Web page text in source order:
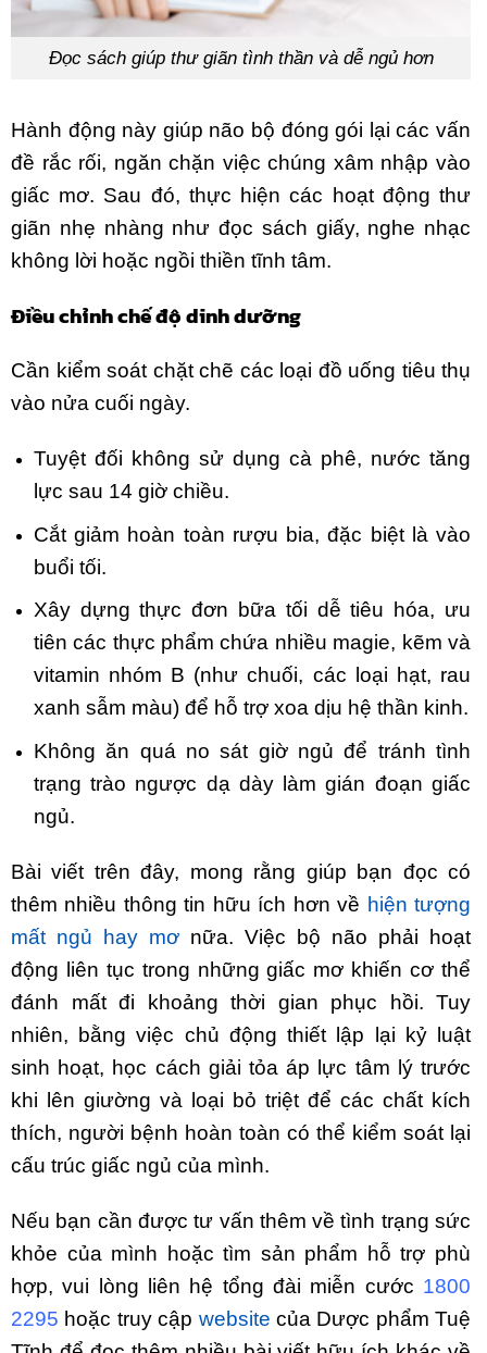
Đọc sách giúp thư giãn tình thần và dễ ngủ hơn
Hành động này giúp não bộ đóng gói lại các vấn
đề rắc rối, ngăn chặn việc chúng xâm nhập vào
giấc mơ. Sau đó, thực hiện các hoạt động thư
giãn nhẹ nhàng như đọc sách giấy, nghe nhạc
không lời hoặc ngồi thiền tĩnh tâm.
Điều chỉnh chế độ dinh dưỡng
Cần kiểm soát chặt chẽ các loại đồ uống tiêu thụ
vào nửa cuối ngày.
Tuyệt đối không sử dụng cà phê, nước tăng
lực sau 14 giờ chiều.
Cắt giảm hoàn toàn rượu bia, đặc biệt là vào
buổi tối.
Xây dựng thực đơn bữa tối dễ tiêu hóa, ưu
tiên các thực phẩm chứa nhiều magie, kẽm và
vitamin nhóm B (như chuối, các loại hạt, rau
xanh sẫm màu) để hỗ trợ xoa dịu hệ thần kinh.
Không ăn quá no sát giờ ngủ để tránh tình
trạng trào ngược dạ dày làm gián đoạn giấc
ngủ.
Bài viết trên đây, mong rằng giúp bạn đọc có
thêm nhiều thông tin hữu ích hơn về hiện tượng
mất ngủ hay mơ nữa. Việc bộ não phải hoạt
động liên tục trong những giấc mơ khiến cơ thể
đánh mất đi khoảng thời gian phục hồi. Tuy
nhiên, bằng việc chủ động thiết lập lại kỷ luật
sinh hoạt, học cách giải tỏa áp lực tâm lý trước
khi lên giường và loại bỏ triệt để các chất kích
thích, người bệnh hoàn toàn có thể kiểm soát lại
cấu trúc giấc ngủ của mình.
Nếu bạn cần được tư vấn thêm về tình trạng sức
khỏe của mình hoặc tìm sản phẩm hỗ trợ phù
hợp, vui lòng liên hệ tổng đài miễn cước 1800
2295 hoặc truy cập website của Dược phẩm Tuệ